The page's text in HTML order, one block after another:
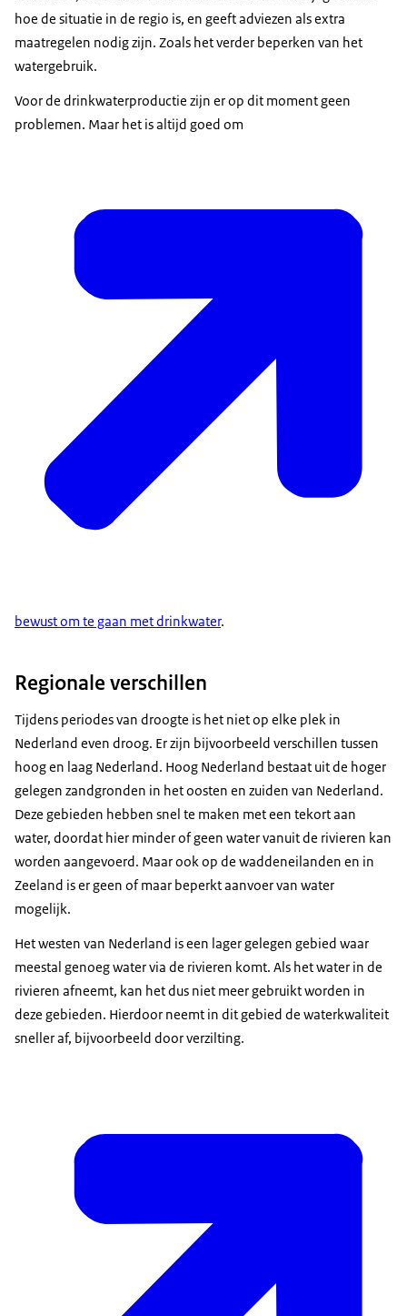
hoe de situatie in de regio is, en geeft adviezen als extra
maatregelen nodig zijn. Zoals het verder beperken van het
watergebruik.
Voor de drinkwaterproductie zijn er op dit moment geen
problemen. Maar het is altijd goed om
bewust om te gaan met drinkwater.
Regionale verschillen
Tijdens periodes van droogte is het niet op elke plek in
Nederland even droog. Er zijn bijvoorbeeld verschillen tussen
hoog en laag Nederland. Hoog Nederland bestaat uit de hoger
gelegen zandgronden in het oosten en zuiden van Nederland.
Deze gebieden hebben snel te maken met een tekort aan
water, doordat hier minder of geen water vanuit de rivieren kan
worden aangevoerd. Maar ook op de waddeneilanden en in
Zeeland is er geen of maar beperkt aanvoer van water
mogelijk.
Het westen van Nederland is een lager gelegen gebied waar
meestal genoeg water via de rivieren komt. Als het water in de
rivieren afneemt, kan het dus niet meer gebruikt worden in
deze gebieden. Hierdoor neemt in dit gebied de waterkwaliteit
sneller af, bijvoorbeeld door verzilting.